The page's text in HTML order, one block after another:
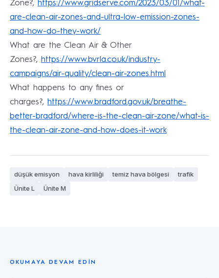
Zone?, https://www.gridserve.com/2023/03/01/what-
are-clean-air-zones-and-ultra-low-emission-zones-
and-how-do-they-work/
What are the Clean Air & Other
Zones?, https://www.bvrla.co.uk/industry-
campaigns/air-quality/clean-air-zones.html
What happens to any fines or
charges?, https://www.bradford.gov.uk/breathe-
better-bradford/where-is-the-clean-air-zone/what-is-
the-clean-air-zone-and-how-does-it-work
düşük emisyon hava kirliliği temiz hava bölgesi
trafik
Ünite L
Ünite M
OKUMAYA DEVAM EDIN